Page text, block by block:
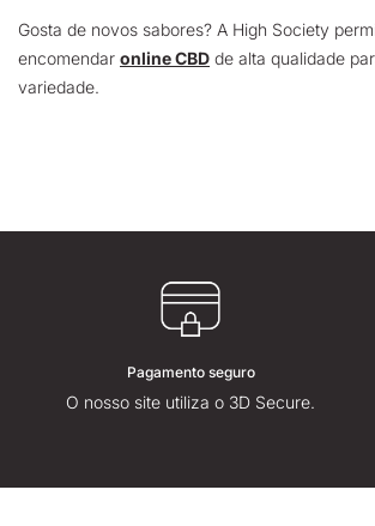
Gosta de novos sabores? A High Society
encomendar online CBD de alta qualidade
variedade.
Pagamento seguro
O nosso site utiliza o 3D Secure.